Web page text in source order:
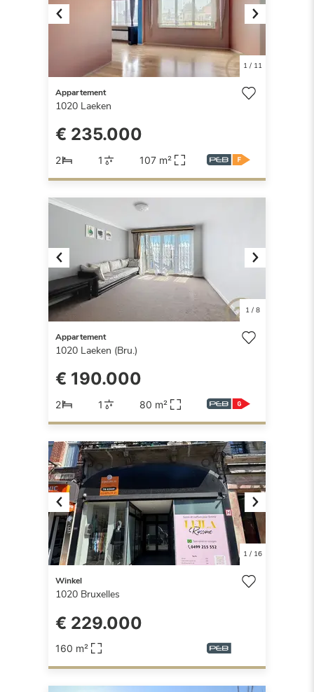
Previous Next
1/ 11
Appartement
1020 Laeken
€ 235.000
2 1 107 m²
Previous Next
1/ 8
Appartement
1020 Laeken (Bru.)
€ 190.000
2 1 80 m²
Previous Next
1/ 16
Winkel
1020 Bruxelles
€ 229.000
160 m²